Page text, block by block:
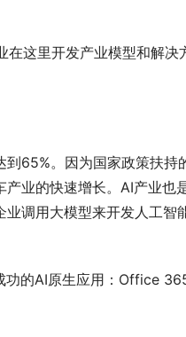
在这里开发产业模型和解决
到65%。因为国家政策扶持
业的快速增长。AI产业也
调用大模型来开发人工智
的AI原生应用：Office 365